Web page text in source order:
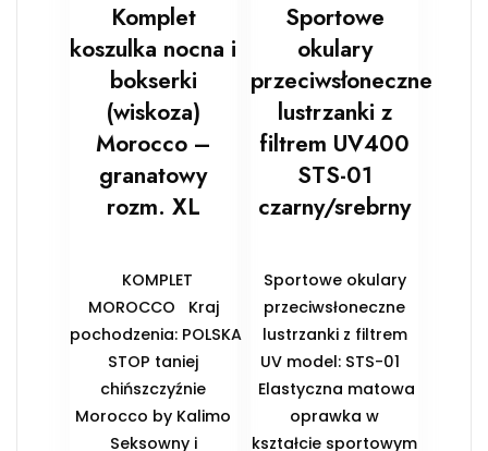
Komplet
koszulka nocna i
bokserki
(wiskoza)
Morocco –
granatowy
rozm. XL
KOMPLET
MOROCCO Kraj
pochodzenia: POLSKA
STOP taniej
chińszczyźnie
Morocco by Kalimo
Seksowny i
Sportowe
okulary
przeciwsłoneczne
lustrzanki z
filtrem UV400
STS-01
czarny/srebrny
Sportowe okulary
przeciwsłoneczne
lustrzanki z filtrem
UV model: STS-01
Elastyczna matowa
oprawka w
kształcie sportowym